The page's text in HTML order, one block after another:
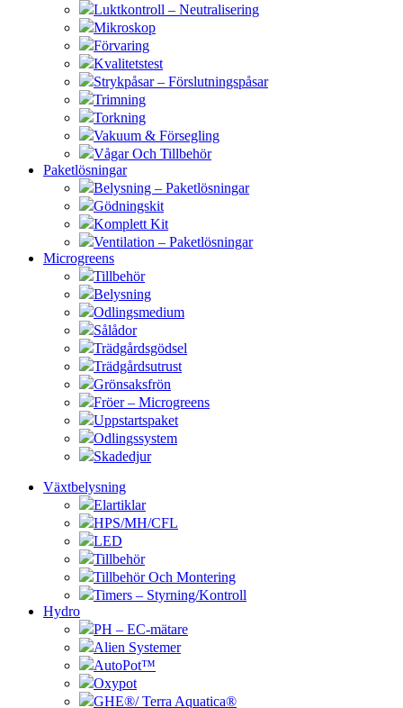
Luktkontroll – Neutralisering
Mikroskop
Förvaring
Kvalitetstest
Strykpåsar – Förslutningspåsar
Trimning
Torkning
Vakuum & Försegling
Vågar Och Tillbehör
Paketlösningar
Belysning – Paketlösningar
Gödningskit
Komplett Kit
Ventilation – Paketlösningar
Microgreens
Tillbehör
Belysning
Odlingsmedium
Sålådor
Trädgårdsgödsel
Trädgårdsutrust
Grönsaksfrön
Fröer – Microgreens
Uppstartspaket
Odlingssystem
Skadedjur
Växtbelysning
Elartiklar
HPS/MH/CFL
LED
Tillbehör
Tillbehör Och Montering
Timers – Styrning/Kontroll
Hydro
PH – EC-mätare
Alien Systemer
AutoPot™
Oxypot
GHE®/ Terra Aquatica®